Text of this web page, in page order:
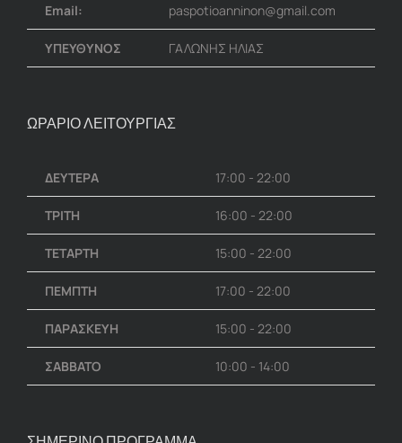
Email: paspotioanninon@gmail.com
ΥΠΕΥΘΥΝΟΣ ΓΑΛΩΝΗΣ ΗΛΙΑΣ
ΩΡΑΡΙΟ ΛΕΙΤΟΥΡΓΙΑΣ
ΔΕΥΤΕΡΑ 17:00 - 22:00
ΤΡΙΤΗ 16:00 - 22:00
ΤΕΤΑΡΤΗ 15:00 - 22:00
ΠΕΜΠΤΗ 17:00 - 22:00
ΠΑΡΑΣΚΕΥΗ 15:00 - 22:00
ΣΑΒΒΑΤΟ 10:00 - 14:00